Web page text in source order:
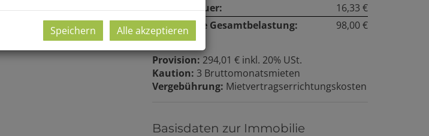
Umsatzsteuer:
16,33 €
monatliche Gesamtbelastung:
98,00 €
Provision: 294,01 € inkl. 20% USt.
Kaution: 3 Bruttomonatsmieten
Vergebührung: Mietvertragserrichtungskosten
Basisdaten zur Immobilie
Speichern Alle akzeptieren